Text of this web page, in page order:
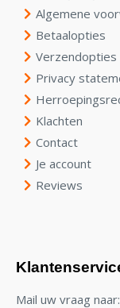
Algemene
Betaalopties
Verzendopties
Privacy
Klachten
Contact
Je account
Reviews
Mail uw vraag naar: